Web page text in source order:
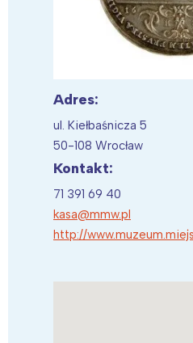
Adres:
ul. Kiełbaśnicza 5
50-108 Wrocław
Kontakt:
71 391 69 40
kasa@mmw.pl
http://